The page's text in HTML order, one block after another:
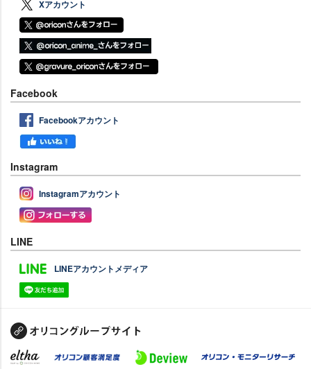
Xアカウント
Facebook
Facebookアカウント
Instagram
Instagramアカウント
LINE
LINEアカウントメディア